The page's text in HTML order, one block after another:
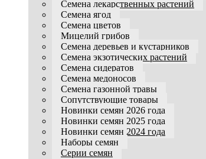
Семена лекарственных растений
Семена ягод
Семена цветов
Мицелий грибов
Семена деревьев и кустарников
Семена экзотических растений
Семена сидератов
Семена медоносов
Семена газонной травы
Сопутствующие товары
Новинки семян 2026 года
Новинки семян 2025 года
Новинки семян 2024 года
Наборы семян
Серии семян